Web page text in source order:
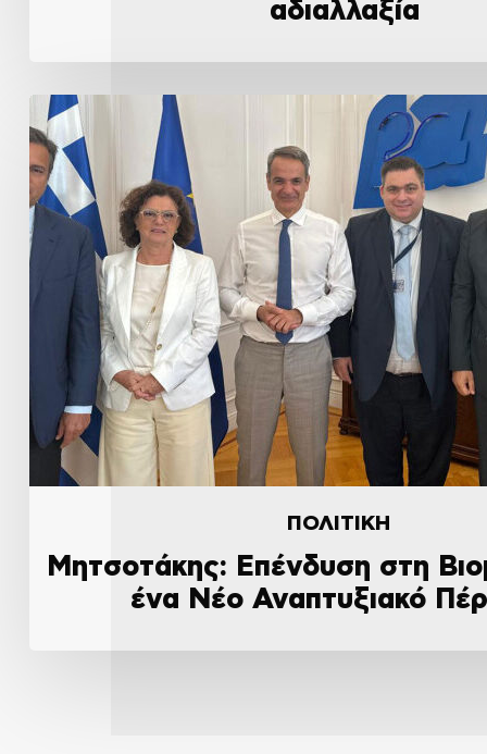
αδιαλλαξία
ΠΟΛΙΤΙΚΗ
Μητσοτάκης: Επένδυση στη
ένα Νέο Αναπτυξιακό